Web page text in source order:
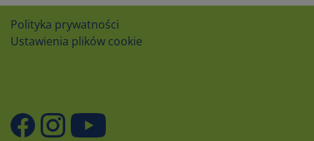
Polityka prywatności
Ustawienia plików cookie